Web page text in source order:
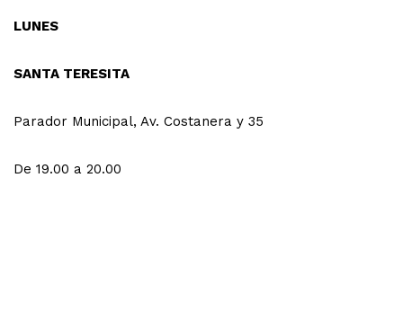
LUNES
SANTA TERESITA
Parador Municipal, Av. Costanera y 35
De 19.00 a 20.00